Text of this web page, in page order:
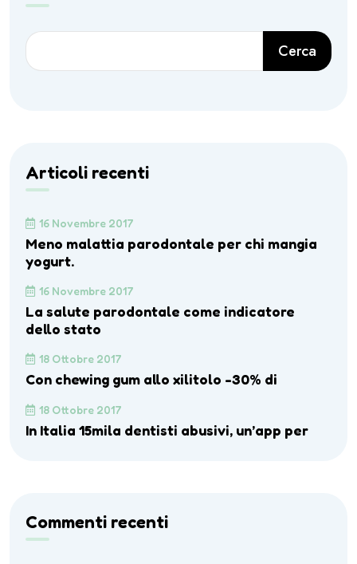
Cerca
Articoli recenti
16 Novembre 2017
Meno malattia parodontale per chi mangia
yogurt.
16 Novembre 2017
La salute parodontale come indicatore
dello stato
18 Ottobre 2017
Con chewing gum allo xilitolo -30% di
18 Ottobre 2017
In Italia 15mila dentisti abusivi, un’app per
Commenti recenti